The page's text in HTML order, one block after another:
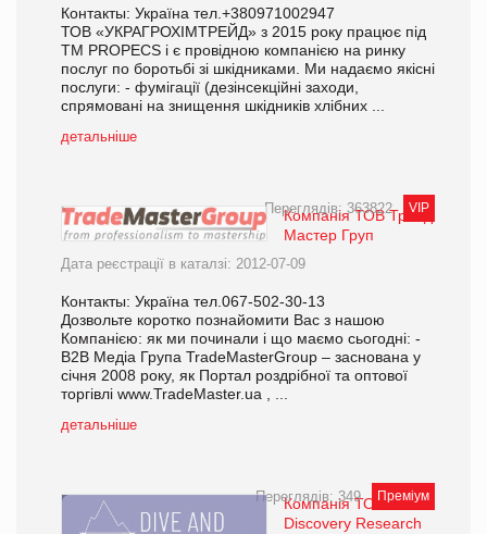
Контакты: Україна тел.+380971002947
ТОВ «УКРАГРОХІМТРЕЙД» з 2015 року працює під
ТМ PROPECS і є провідною компанією на ринку
послуг по боротьбі зі шкідниками. Ми надаємо якісні
послуги: - фумігації (дезінсекційні заходи,
спрямовані на знищення шкідників хлібних ...
детальніше
Переглядів: 363822 VIP
Компанія ТОВ Трейд
Мастер Груп
Дата реєстрації в каталзі: 2012-07-09
Контакты: Україна тел.067-502-30-13
Дозвольте коротко познайомити Вас з нашою
Компанією: як ми починали і що маємо сьогодні: -
В2В Медіа Група TradeMasterGroup – заснована у
січня 2008 року, як Портал роздрібної та оптової
торгівлі www.TradeMaster.ua , ...
детальніше
Переглядів: 349 Преміум
Компанія ТОВ Dive &
Discovery Research